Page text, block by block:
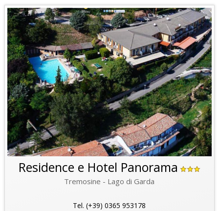
Residence e Hotel Panorama
Tremosine - Lago di Garda
Tel. (+39) 0365 953178